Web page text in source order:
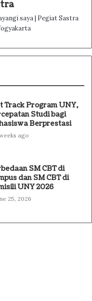
saya | Pegiat Sastra
Track Program UNY,
Studi bagi
Berprestasi
ago
SM CBT di
dan SM CBT di
UNY 2026
25, 2026